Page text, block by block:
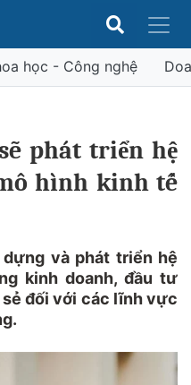
học - Công nghệ
phát triển hệ
hình kinh tế
và phát triển hệ
kinh doanh, đầu tư
đối với các lĩnh vực